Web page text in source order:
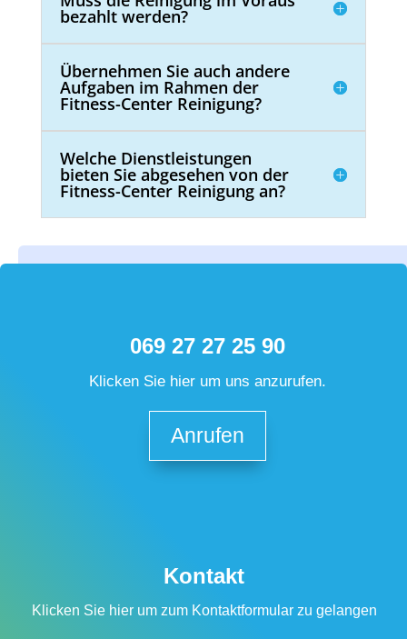
bezahlt werden?
Übernehmen Sie auch andere
Aufgaben im Rahmen der
Fitness-Center Reinigung?
Welche Dienstleistungen
bieten Sie abgesehen von der
Fitness-Center Reinigung an?
069 27 27 25 90
Klicken Sie hier um uns anzurufen.
Anrufen
Kontakt
Klicken Sie hier um zum Kontaktformular zu gelangen